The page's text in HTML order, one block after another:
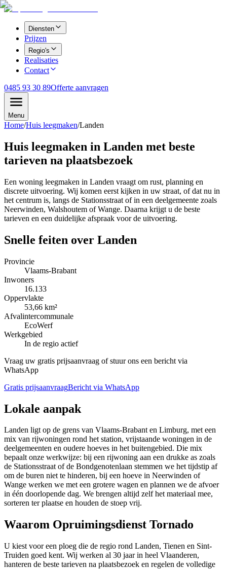
Diensten
Prijzen
Regio's
Realisaties
Contact
0485 93 30 89Offerte aanvragen
Menu
Home/Huis leegmaken/Landen
Huis leegmaken in Landen met beste
tarieven na plaatsbezoek
Een woning leegmaken in Landen vraagt om rust, planning en
discrete uitvoering. Wij komen eerst kijken in uw straat, of dat nu in
het centrum is, langs de Stationsstraat of in een deelgemeente zoals
Neerwinden, Walshoutem of Wange. Daarna krijgt u de beste
tarieven en een duidelijke afspraak voor de uitvoering.
Snelle feiten over Landen
Provincie
Vlaams-Brabant
Inwoners
16.133
Oppervlakte
53,66 km²
Afvalintercommunale
EcoWerf
Werkgebied
In de regio actief
Vraag uw gratis prijsaanvraag of stuur ons een bericht via
WhatsApp
Gratis prijsaanvraagBericht via WhatsApp
Lokale aanpak
Landen ligt op de grens van Vlaams-Brabant en Limburg, met een
mix van rijwoningen rond het station, vrijstaande woningen in de
deelgemeenten en oudere hoeves in het buitengebied. Die mix
bepaalt onze werkwijze: bij een rijwoning aan een drukke as zoals
de Stationsstraat of de Bondgenotenlaan stemmen we het tijdstip af
om de buren niet te hinderen, bij een hoeve in Neerwinden of
Wange werken we met een grotere wagen en plannen we de afvoer
in één doorlopende dag. We brengen altijd zelf het materiaal mee,
sorteren ter plaatse en houden de stoep vrij.
Waarom Opruimingsdienst Tornado
U kiest voor een ploeg die de regio rond Landen, Tienen en Sint-
Truiden goed kent. Wij werken al 30 jaar in heel Vlaanderen,
hanteren de beste tarieven na plaatsbezoek en regelen de volledige